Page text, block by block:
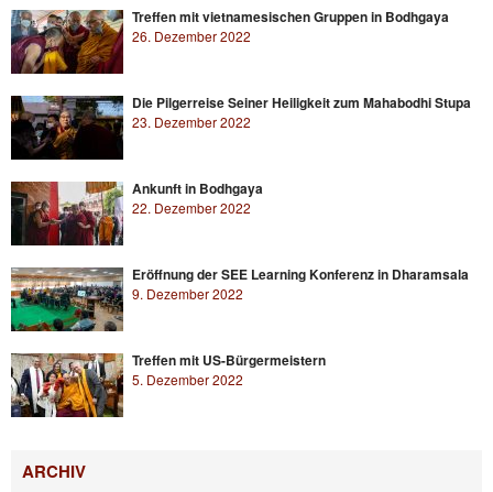
Treffen mit vietnamesischen Gruppen in Bodhgaya
26. Dezember 2022
Die Pilgerreise Seiner Heiligkeit zum Mahabodhi Stupa
23. Dezember 2022
Ankunft in Bodhgaya
22. Dezember 2022
Eröffnung der SEE Learning Konferenz in Dharamsala
9. Dezember 2022
Treffen mit US-Bürgermeistern
5. Dezember 2022
ARCHIV